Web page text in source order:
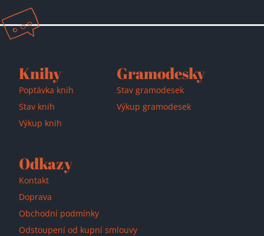
Přidáno do košíku!
Knihy
Poptávka knih
Stav knih
Výkup knih
Gramodesky
Stav gramodesek
Výkup gramodesek
Odkazy
Kontakt
Doprava
Obchodní podmínky
Odstoupení od kupní smlouvy